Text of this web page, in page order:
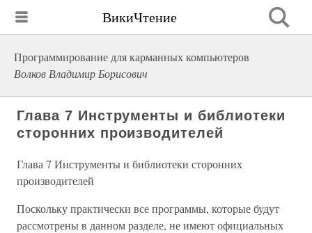
ВикиЧтение
Программирование для карманных компьютеров
Волков Владимир Борисович
Глава 7 Инструменты и библиотеки
сторонних производителей
Глава 7 Инструменты и библиотеки сторонних
производителей
Поскольку практически все программы, которые будут
рассмотрены в данном разделе, не имеют официальных